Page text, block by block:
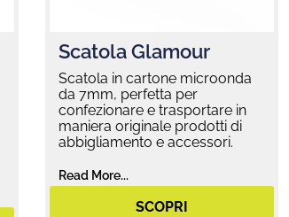
Scatola Glamour
Scatola in cartone microonda
da 7mm, perfetta per
confezionare e trasportare in
maniera originale prodotti di
abbigliamento e accessori.
Read More...
SCOPRI